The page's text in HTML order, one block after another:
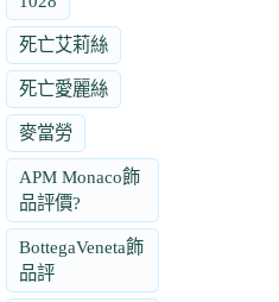
死亡艾莉絲
死亡愛麗絲
麥當勞
APM Monaco飾
品評價?
BottegaVeneta飾
品評